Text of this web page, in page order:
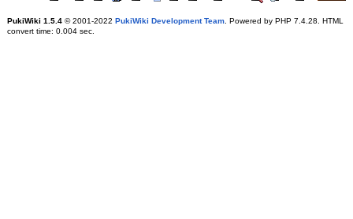
PukiWiki 1.5.4© 2001-2022 PukiWiki Development Team. Powered by PHP 7.4.28. HTML
convert time: 0.004 sec.